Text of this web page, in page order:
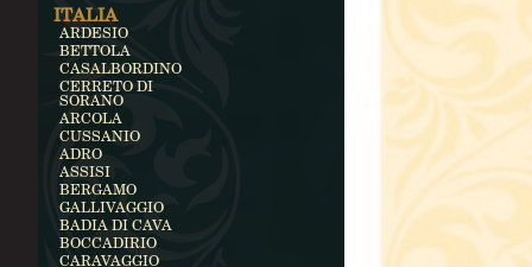
ITALIA
ARDESIO
BETTOLA
CASALBORDINO
CERRETO DI
SORANO
ARCOLA
CUSSANIO
ADRO
ASSISI
BERGAMO
GALLIVAGGIO
BADIA DI CAVA
BOCCADIRIO
CARAVAGGIO